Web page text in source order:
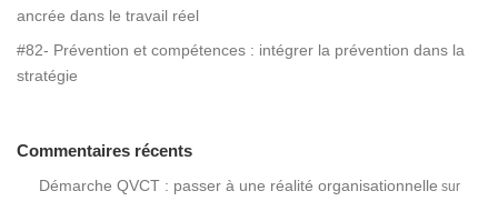
ancrée dans le travail réel
#82- Prévention et compétences : intégrer la prévention dans la
stratégie
Commentaires récents
Démarche QVCT : passer à une réalité organisationnelle sur